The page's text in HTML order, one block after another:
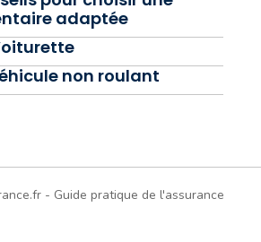
adaptée
non roulant
- Guide pratique de l'assurance